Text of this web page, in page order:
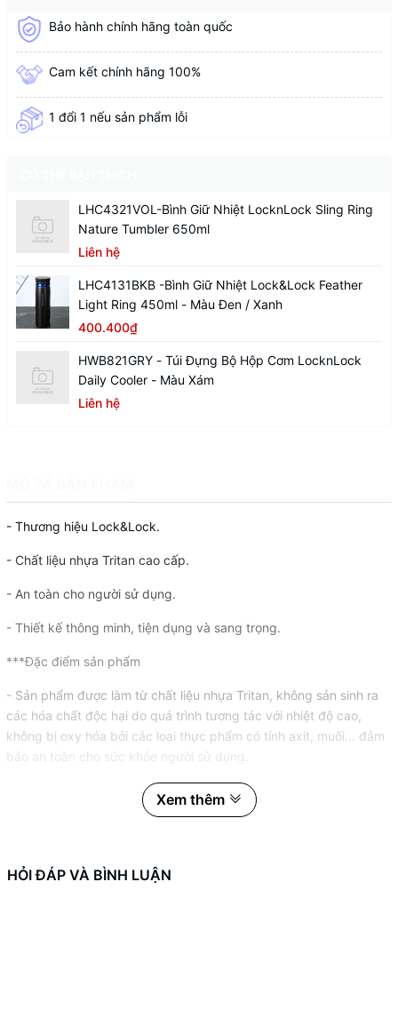
Bảo hành chính hãng toàn quốc
Cam kết chính hãng 100%
1 đổi 1 nếu sản phẩm lỗi
LHC4321VOL-Bình Giữ Nhiệt LocknLock Sling Ring
Nature Tumbler 650ml
Liên hệ
LHC4131BKB -Bình Giữ Nhiệt Lock&Lock Feather
Light Ring 450ml - Màu Đen / Xanh
400.400₫
HWB821GRY - Túi Đựng Bộ Hộp Cơm LocknLock
Daily Cooler - Màu Xám
Liên hệ
- Thương hiệu Lock&Lock.
- Chất liệu nhựa Tritan cao cấp.
- An toàn cho người sử dụng.
- Thiết kế thông minh, tiện dụng và sang trọng.
***Đặc điểm sản phẩm
- Sản phẩm được làm từ chất liệu nhựa Tritan, không sản sinh ra
các hóa chất độc hại do quá trình tương tác với nhiệt độ cao,
không bị oxy hóa bởi các loại thực phẩm có tính axit, muối... đảm
bảo an toàn cho sức khỏe người sử dụng.
- Khả năng chịu nhiệt tốt, chống shock nhiệt khi nhiệt độ tăng cao
hay giảm đột ngột (trên 120 độ C).
máy rửa chén, lò vi sóng, lò nướng.
Xem thêm
HỎI ĐÁP VÀ BÌNH LUẬN